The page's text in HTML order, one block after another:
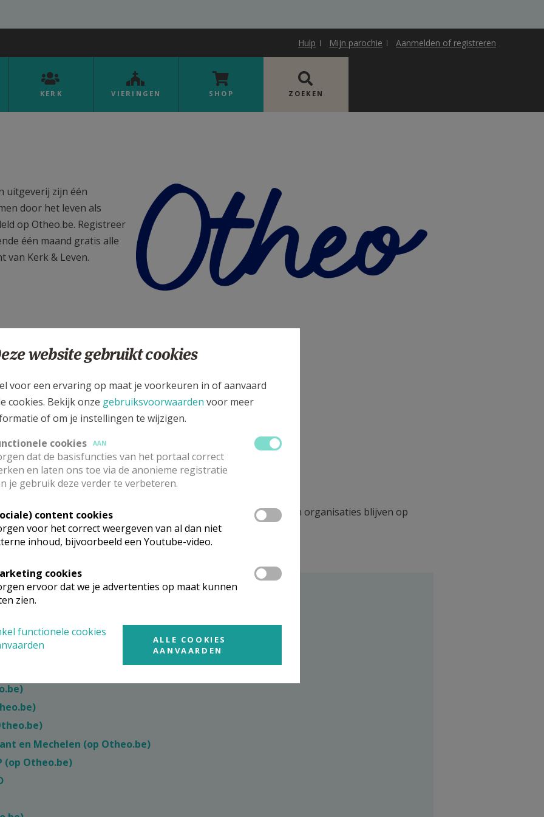
Hulp Mijn parochie Aanmelden of registreren
KERK VIERINGEN SHOP ZOEKEN
uitgeverij zijn één
door het leven als
op Otheo.be. Registreer
één maand gratis alle
van Kerk & Leven.
voor:
op radio en tv
de kerk
en Geloof
voor parochies en kerkverbonden organisaties
pastorale eenheden, religieuzen en andere kerkverbonden organisaties blijven op
(op Otheo.be)
(op Otheo.be)
en Mechelen (op Otheo.be)
(op Otheo.be)
website gebruikt cookies
voor een ervaring op maat je voorkeuren in of aanvaard
cookies. Bekijk onze gebruiksvoorwaarden voor meer
of om je instellingen te wijzigen.
cookies
AAN
dat de basisfuncties van het portaal correct
en laten ons toe via de anonieme registratie
je gebruik deze verder te verbeteren.
content cookies
voor het correct weergeven van al dan niet
inhoud, bijvoorbeeld een Youtube-video.
cookies
ervoor dat we je advertenties op maat kunnen
zien.
functionele cookies
ALLE COOKIES
AANVAARDEN